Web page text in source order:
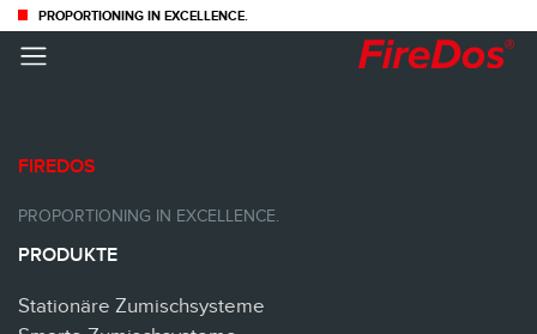
PROPORTIONING IN EXCELLENCE.
FIREDOS
PROPORTIONING IN EXCELLENCE.
PRODUKTE
Stationäre Zumischsysteme